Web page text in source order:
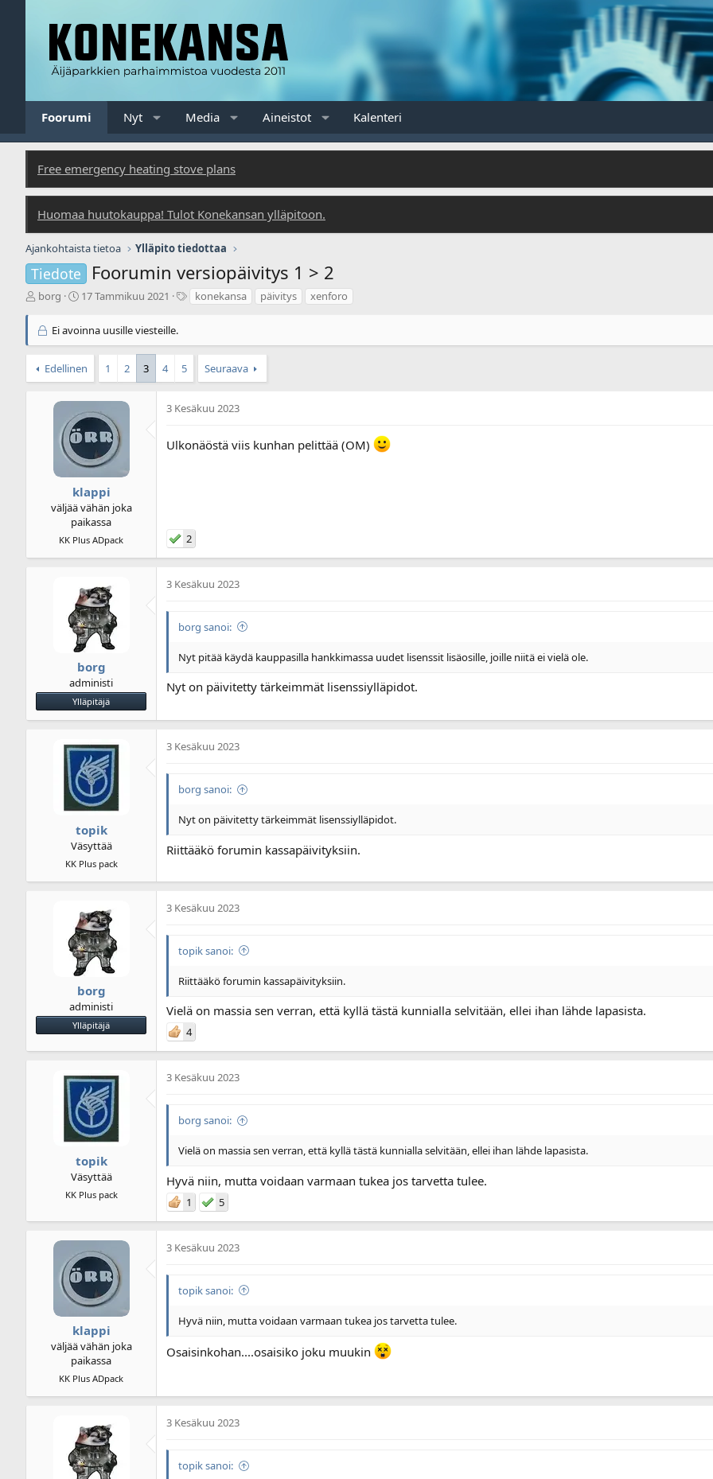
Foorumi Nyt Media Aineistot Kalenteri
Free emergency heating stove plans
Huomaa huutokauppa! Tulot Konekansan ylläpitoon.
Ajankohtaista tietoa Ylläpito tiedottaa
Tiedote Foorumin versiopäivitys 1 > 2
V
e
s
t
i
k
borg
A
o
i
t
u
s
i
v
m
ä
ä
r
ä
17 Tammikuu 2021
T
u
i
t
e
konekansa päivitys xenforo
Ei avoinna uusille viesteille.
Edellinen 1 2 3 4 5 Seuraava
klappi
väljää vähän joka
paikassa
KK Plus ADpack
3 Kesäkuu 2023
Ulkonäöstä viis kunhan pelittää (OM)
2
borg
administi
Ylläpitäjä
3 Kesäkuu 2023
borg sanoi:
Nyt pitää käydä kauppasilla hankkimassa uudet lisenssit lisäosille, joille niitä ei vielä ole.
Nyt on päivitetty tärkeimmät lisenssiylläpidot.
topik
Väsyttää
KK Plus pack
3 Kesäkuu 2023
borg sanoi:
Nyt on päivitetty tärkeimmät lisenssiylläpidot.
Riittääkö forumin kassapäivityksiin.
borg
administi
Ylläpitäjä
3 Kesäkuu 2023
topik sanoi:
Riittääkö forumin kassapäivityksiin.
Vielä on massia sen verran, että kyllä tästä kunnialla selvitään, ellei ihan lähde lapasista.
4
topik
Väsyttää
KK Plus pack
3 Kesäkuu 2023
borg sanoi:
Vielä on massia sen verran, että kyllä tästä kunnialla selvitään, ellei ihan lähde lapasista.
Hyvä niin, mutta voidaan varmaan tukea jos tarvetta tulee.
1 5
klappi
väljää vähän joka
paikassa
KK Plus ADpack
3 Kesäkuu 2023
topik sanoi:
Hyvä niin, mutta voidaan varmaan tukea jos tarvetta tulee.
Osaisinkohan....osaisiko joku muukin
3 Kesäkuu 2023
topik sanoi: